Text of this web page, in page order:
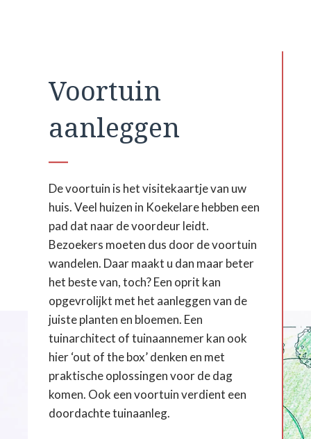
Voortuin
aanleggen
De voortuin is het visitekaartje van uw
huis. Veel huizen in Koekelare hebben een
pad dat naar de voordeur leidt.
Bezoekers moeten dus door de voortuin
wandelen. Daar maakt u dan maar beter
het beste van, toch? Een oprit kan
opgevrolijkt met het aanleggen van de
juiste planten en bloemen. Een
tuinarchitect of tuinaannemer kan ook
hier ‘out of the box’ denken en met
praktische oplossingen voor de dag
komen. Ook een voortuin verdient een
doordachte tuinaanleg.